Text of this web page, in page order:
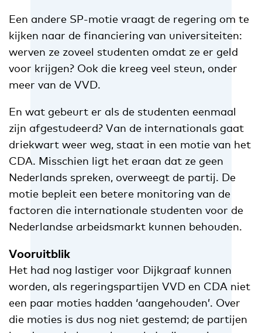
Een andere SP-motie vraagt de regering om te
kijken naar de financiering van universiteiten:
werven ze zoveel studenten omdat ze er geld
voor krijgen? Ook die kreeg veel steun, onder
meer van de VVD.
En wat gebeurt er als de studenten eenmaal
zijn afgestudeerd? Van de internationals gaat
driekwart weer weg, staat in een motie van het
CDA. Misschien ligt het eraan dat ze geen
Nederlands spreken, overweegt de partij. De
motie bepleit een betere monitoring van de
factoren die internationale studenten voor de
Nederlandse arbeidsmarkt kunnen behouden.
Vooruitblik
Het had nog lastiger voor Dijkgraaf kunnen
worden, als regeringspartijen VVD en CDA niet
een paar moties hadden ‘aangehouden’. Over
die moties is dus nog niet gestemd; de partijen